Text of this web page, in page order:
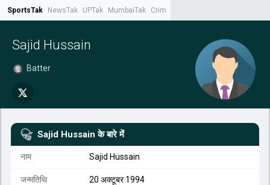
SportsTak NewsTak UPTak MumbaiTak CrimeTak
Sajid Hussain
Batter
Sajid Hussain के बारे में
नाम Sajid Hussain
जन्मतिथि 20 अक्टूबर 1994